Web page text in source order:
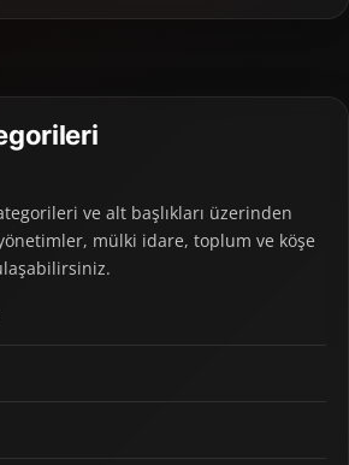
ve alt başlıkları üzerinden
mülki idare, toplum ve köşe